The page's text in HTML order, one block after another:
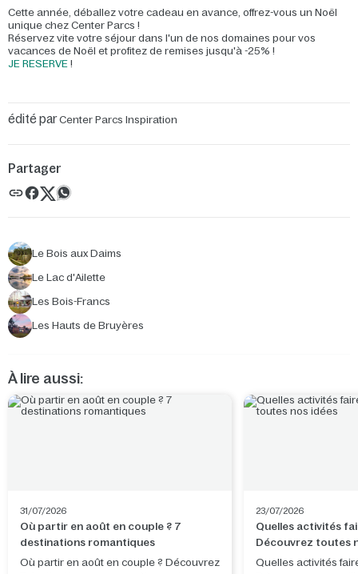
Cette année, déballez votre cadeau en avance, offrez-vous un Noël
unique chez Center Parcs !
Réservez vite votre séjour dans l'un de nos domaines pour vos
vacances de Noël et profitez de remises jusqu'à -25% !
JE RESERVE !
édité parCenter Parcs Inspiration
Le Bois aux Daims
Le Lac d'Ailette
Les Bois-Francs
Les Hauts de Bruyères
Partager
À lire aussi:
31/07/2026
Où partir en août en couple ? 7
destinations romantiques
Où partir en août en couple ? Découvrez
23/07/2026
Quelles activités
Découvrez toutes
Quelles activités